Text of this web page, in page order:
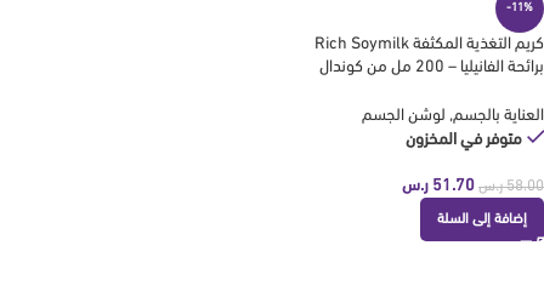
-11%
كريم التغذية المكثفة Rich Soymilk
برائحة الفانيليا – 200 مل من كوندال
العناية بالجسم, لوشن الجسم
متوفر في المخزون
58.00 ر.س 51.70 ر.س
إضافة إلى السلة